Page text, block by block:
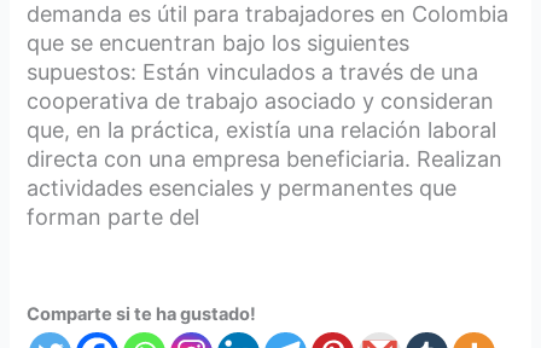
demanda es útil para trabajadores en Colombia
que se encuentran bajo los siguientes
supuestos: Están vinculados a través de una
cooperativa de trabajo asociado y consideran
que, en la práctica, existía una relación laboral
directa con una empresa beneficiaria. Realizan
actividades esenciales y permanentes que
forman parte del
Comparte si te ha gustado!